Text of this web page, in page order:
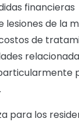
financieras
lesiones de la
de
para los